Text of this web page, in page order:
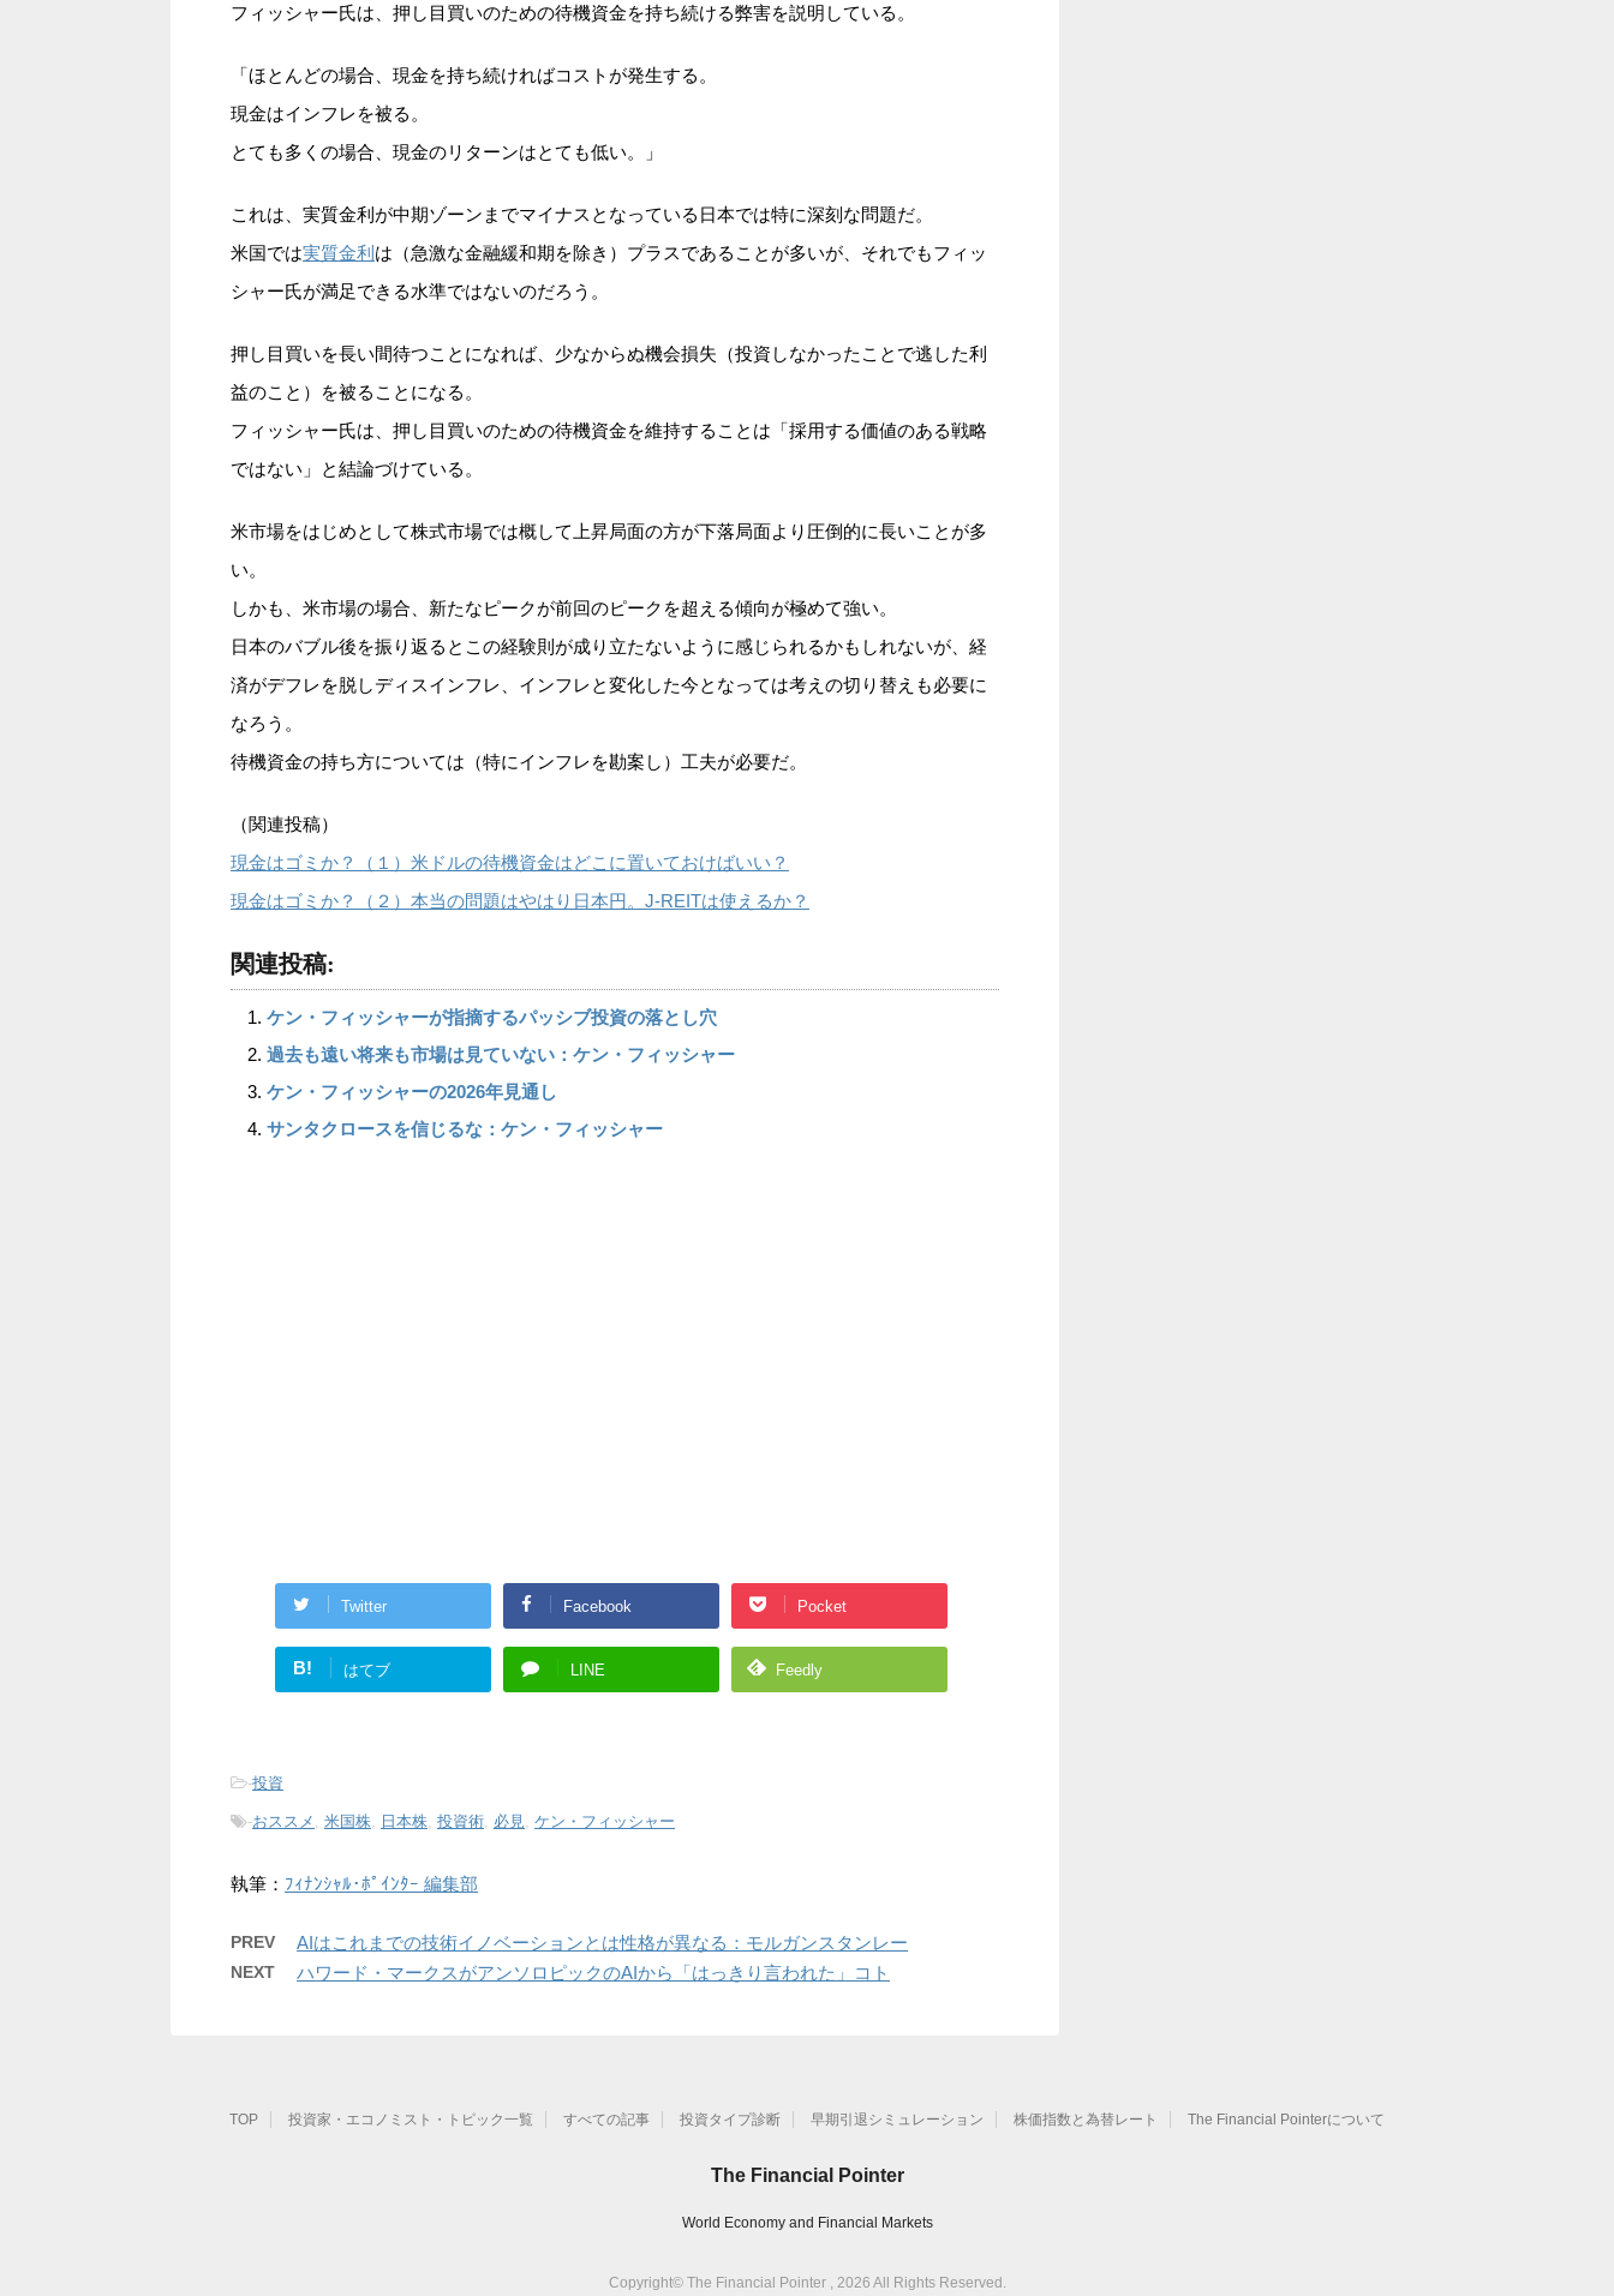
フィッシャー氏は、押し目買いのための待機資金を持ち続ける弊害を説明している。
「ほとんどの場合、現金を持ち続ければコストが発生する。
現金はインフレを被る。
とても多くの場合、現金のリターンはとても低い。」
これは、実質金利が中期ゾーンまでマイナスとなっている日本では特に深刻な問題だ。
米国では実質金利 は（急激な金融緩和期を除き）プラスであることが多いが、それでもフィッ
シャー氏が満足できる水準ではないのだろう。
押し目買いを長い間待つことになれば、少なからぬ機会損失（投資しなかったことで逃した利
益のこと）を被ることになる。
フィッシャー氏は、押し目買いのための待機資金を維持することは「採用する価値のある戦略
ではない」と結論づけている。
米市場をはじめとして株式市場では概して上昇局面の方が下落局面より圧倒的に長いことが多
い。
しかも、米市場の場合、新たなピークが前回のピークを超える傾向が極めて強い。
日本のバブル後を振り返るとこの経験則が成り立たないように感じられるかもしれないが、経
済がデフレを脱しディスインフレ、インフレと変化した今となっては考えの切り替えも必要に
なろう。
待機資金の持ち方については（特にインフレを勘案し）工夫が必要だ。
（関連投稿）
現金はゴミか？（１）米ドルの待機資金はどこに置いておけばいい？
現金はゴミか？（２）本当の問題はやはり日本円。J-REITは使えるか？
関連投稿:
ケン・フィッシャーが指摘するパッシブ投資の落とし穴
過去も遠い将来も市場は見ていない：ケン・フィッシャー
ケン・フィッシャーの2026年見通し
サンタクロースを信じるな：ケン・フィッシャー
Twitter Facebook Pocket
B! はてブ LINE Feedly
-投資
-おススメ , 米国株, 日本株, 投資術, 必見, ケン・フィッシャー
執筆： ﾌｨﾅﾝｼｬﾙ･ﾎﾟｲﾝﾀｰ 編集部
PREV AIはこれまでの技術イノベーションとは性格が異なる：モルガンスタンレー
NEXT ハワード・マークスがアンソロピックのAIから「はっきり言われた」コト
TOP 投資家・エコノミスト・トピック一覧 すべての記事 投資タイプ診断 早期引退シミュレーション 株価指数と為替レート The Financial Pointerについて
The Financial Pointer
World Economy and Financial Markets
Copyright© The Financial Pointer , 2026 All Rights Reserved.